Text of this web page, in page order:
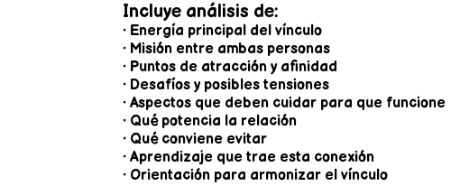
Incluye análisis de:
• Energía principal del vínculo
• Misión entre ambas personas
• Puntos de atracción y afinidad
• Desafíos y posibles tensiones
• Aspectos que deben cuidar para que funcione
• Qué potencia la relación
• Qué conviene evitar
• Aprendizaje que trae esta conexión
• Orientación para armonizar el vínculo